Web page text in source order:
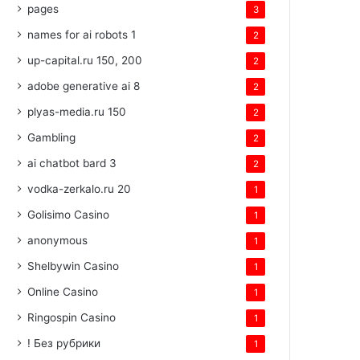
pages 3
names for ai robots 1 2
up-capital.ru 150, 200 2
adobe generative ai 8 2
plyas-media.ru 150 2
Gambling 2
ai chatbot bard 3 2
vodka-zerkalo.ru 20 1
Golisimo Casino 1
anonymous 1
Shelbywin Casino 1
Online Casino 1
Ringospin Casino 1
! Без рубрики 1